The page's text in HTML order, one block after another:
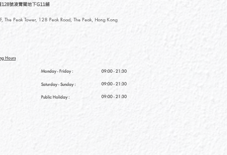
128號凌霄閣地下G11舖
The Peak Tower, 128 Peak Road, The Peak, Hong Kong
Hours
Monday - Friday :
Saturday- Sunday :
Public Holiday :
09:00 - 21:30
09:00 - 21:30
09:00 - 21:30